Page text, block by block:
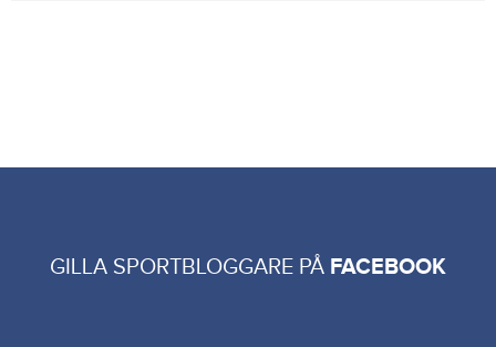
GILLA SPORTBLOGGARE PÅ FACEBOOK